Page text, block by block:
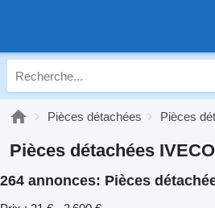
Pièces détachées Pièces
Pièces détachées
264 annonces: Pièces